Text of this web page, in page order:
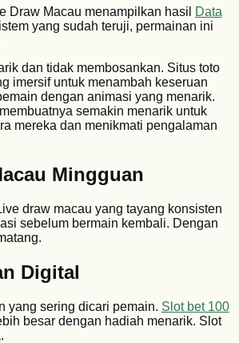
Draw Macau menampilkan hasil
Data
yang sudah teruji, permainan ini
dan tidak membosankan. Situs toto
imersif untuk menambah keseruan
dengan animasi yang menarik.
semakin menarik untuk
mereka dan menikmati pengalaman
Mingguan
draw macau yang tayang konsisten
sebelum bermain kembali. Dengan
Digital
yang sering dicari pemain. Slot bet 100
besar dengan hadiah menarik. Slot